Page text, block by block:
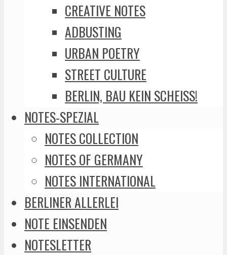
CREATIVE NOTES
ADBUSTING
URBAN POETRY
STREET CULTURE
BERLIN, BAU KEIN SCHEISS!
NOTES-SPEZIAL
NOTES COLLECTION
NOTES OF GERMANY
NOTES INTERNATIONAL
BERLINER ALLERLEI
NOTE EINSENDEN
NOTESLETTER